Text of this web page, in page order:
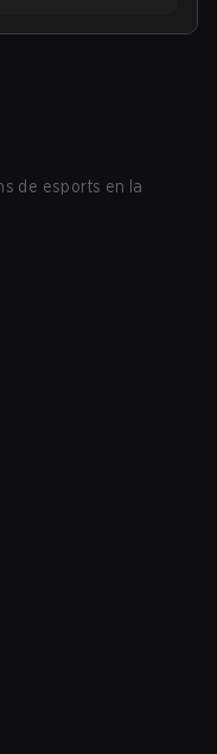
de esports en la